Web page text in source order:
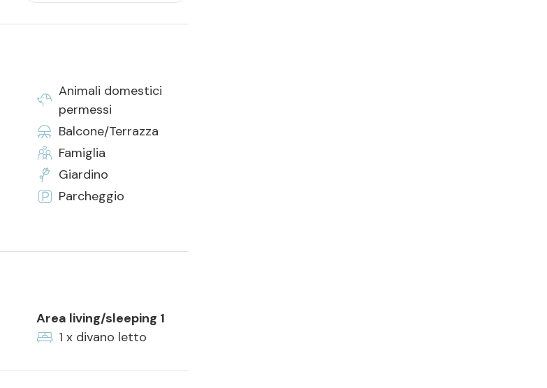
Animali domestici
permessi
Balcone/Terrazza
Famiglia
Giardino
Parcheggio
Area living/sleeping 1
1 x divano letto